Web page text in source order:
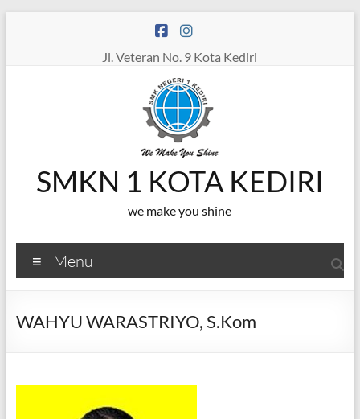
Jl. Veteran No. 9 Kota Kediri
SMKN 1 KOTA KEDIRI
we make you shine
Menu
WAHYU WARASTRIYO, S.Kom